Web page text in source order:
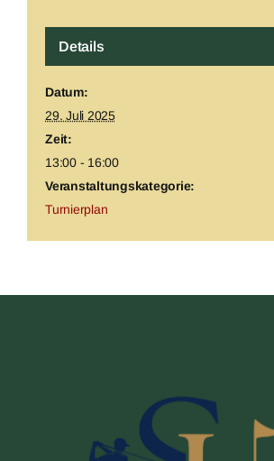
Details
Datum:
29. Juli 2025
Zeit:
13:00 - 16:00
Veranstaltungskategorie:
Turnierplan